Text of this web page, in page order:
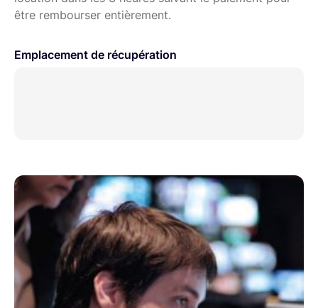
être rembourser entièrement.
Emplacement de récupération